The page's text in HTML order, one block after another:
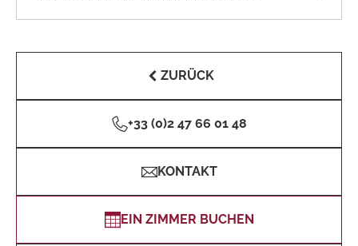
ZURÜCK
+33 (0)2 47 66 01 48
KONTAKT
EIN ZIMMER BUCHEN